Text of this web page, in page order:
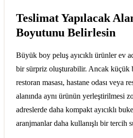
Teslimat Yapılacak
Boyutunu Belirlesin
Büyük boy peluş ayıcıklı ürünler ev
bir sürpriz oluşturabilir. Ancak küçük
restoran masası, hastane odası veya
alanında aynı ürünün yerleştirilmesi
adreslerde daha kompakt ayıcıklı
aranjmanlar daha kullanışlı bir tercih